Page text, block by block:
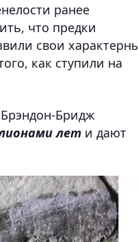
ранее
что предки
свои
как ступили на
Бридж
лет и дают